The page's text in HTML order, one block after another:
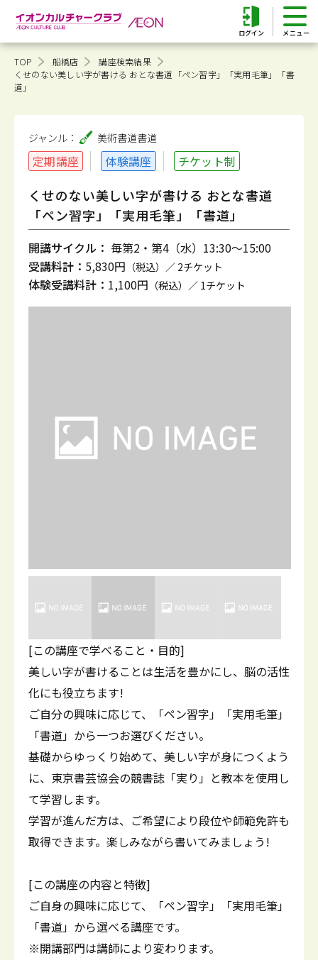
ログイン
TOP 船橋店
講座検索結果
くせのない美しい字が書ける おとな書道「ペン習字」「実用毛筆」「書
道」
ジャンル： 美術書道書道
定期講座 体験講座 チケット制
くせのない美しい字が書ける おとな書道
「ペン習字」「実用毛筆」「書道」
開講サイクル： 毎第2・第4（水）13:30～15:00
受講料計： 5,830円 （税込）／ 2チケット
体験受講料計： 1,100円 （税込）／ 1チケット
[この講座で学べること・目的]
美しい字が書けることは生活を豊かにし、脳の活性
化にも役立ちます!
ご自分の興味に応じて、「ペン習字」「実用毛筆」
「書道」から一つお選びください。
基礎からゆっくり始めて、美しい字が身につくよう
に、東京書芸協会の競書誌「実り」と教本を使用し
て学習します。
学習が進んだ方は、ご希望により段位や師範免許も
取得できます。楽しみながら書いてみましょう!
[この講座の内容と特徴]
ご自身の興味に応じて、「ペン習字」「実用毛筆」
「書道」から選べる講座です。
※開講部門は講師により変わります。